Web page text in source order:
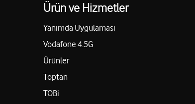
Ürün ve Hizmetler
Yanımda Uygulaması
Vodafone 4.5G
Ürünler
Toptan
TOBi